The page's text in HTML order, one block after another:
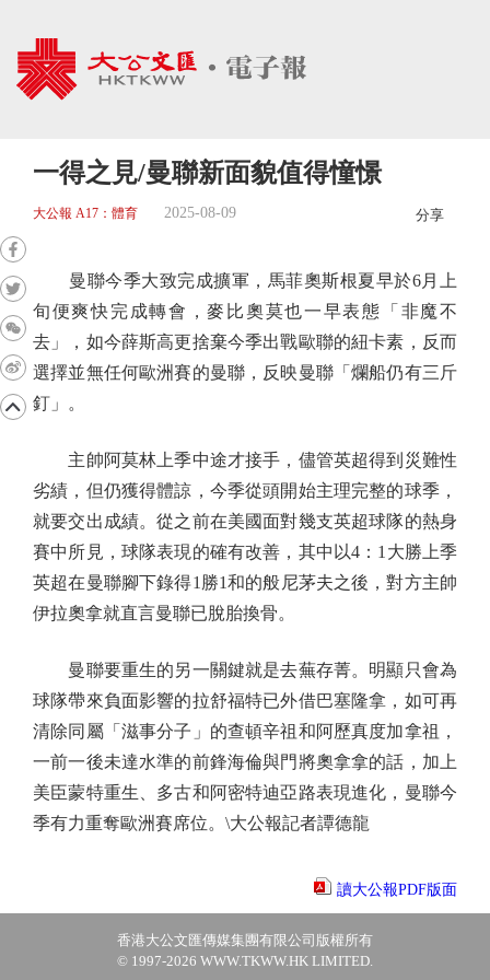
一得之見/曼聯新面貌值得憧憬
大公報 A17：體育 2025-08-09 分享
曼聯今季大致完成擴軍，馬菲奧斯根夏早於6月上
旬便爽快完成轉會，麥比奧莫也一早表態「非魔不
去」，如今薛斯高更捨棄今季出戰歐聯的紐卡素，反而
選擇並無任何歐洲賽的曼聯，反映曼聯「爛船仍有三斤
釘」。
主帥阿莫林上季中途才接手，儘管英超得到災難性
劣績，但仍獲得體諒，今季從頭開始主理完整的球季，
就要交出成績。從之前在美國面對幾支英超球隊的熱身
賽中所見，球隊表現的確有改善，其中以4：1大勝上季
英超在曼聯腳下錄得1勝1和的般尼茅夫之後，對方主帥
伊拉奧拿就直言曼聯已脫胎換骨。
曼聯要重生的另一關鍵就是去蕪存菁。明顯只會為
球隊帶來負面影響的拉舒福特已外借巴塞隆拿，如可再
清除同屬「滋事分子」的查頓辛祖和阿歷真度加拿祖，
一前一後未達水準的前鋒海倫與門將奧拿拿的話，加上
美臣蒙特重生、多古和阿密特迪亞路表現進化，曼聯今
季有力重奪歐洲賽席位。\大公報記者譚德龍
讀大公報PDF版面
香港大公文匯傳媒集團有限公司版權所有
© 1997-2026 WWW.TKWW.HK LIMITED.